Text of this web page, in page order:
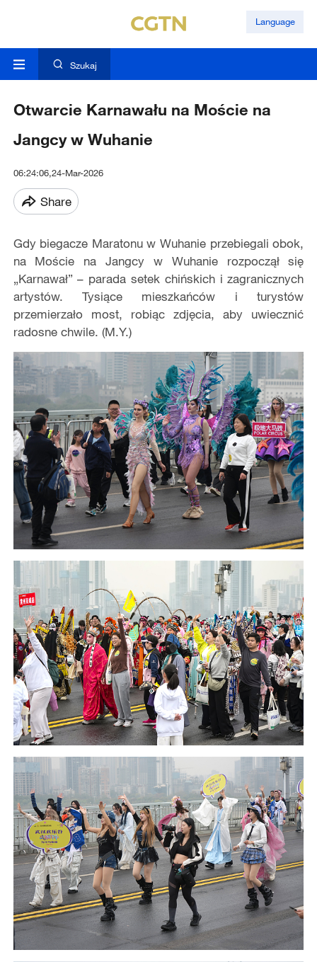
Language
Szukaj
Otwarcie Karnawału na Moście na
Jangcy w Wuhanie
06:24:06,24-Mar-2026
Share
Gdy biegacze Maratonu w Wuhanie przebiegali obok,
na Moście na Jangcy w Wuhanie rozpoczął się
„Karnawał” – parada setek chińskich i zagranicznych
artystów. Tysiące mieszkańców i turystów
przemierzało most, robiąc zdjęcia, aby uwiecznić
radosne chwile. (M.Y.)